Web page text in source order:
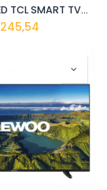
TELEVISOR LED TCL SMART TV 32" 32S60A ANDROID/BT 7T10922
245,54